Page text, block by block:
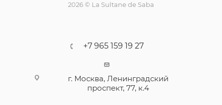
2026 © La Sultane de Saba
+7 965 159 19 27
г. Москва, Ленинградский
проспект, 77, к.4